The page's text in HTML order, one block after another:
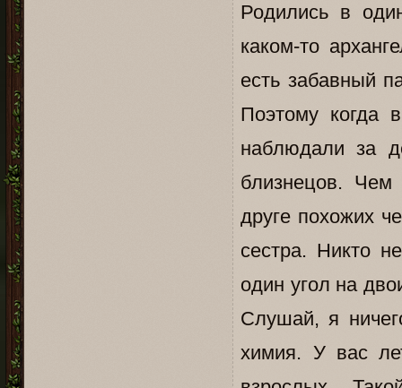
Родились в
каком-то
есть забавный
Поэтому когда
наблюдали за
близнецов. Чем
друге похожих
сестра. Никто
один угол на
Слушай, я
химия. У вас